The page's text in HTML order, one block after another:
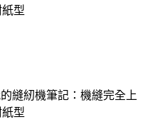
型
縫紉機筆記：機縫完全上
型